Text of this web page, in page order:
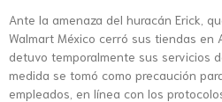
Ante la amenaza del huracán Erick,
Walmart México cerró sus tiendas en
detuvo temporalmente sus servicios
medida se tomó como precaución
empleados, en línea con los